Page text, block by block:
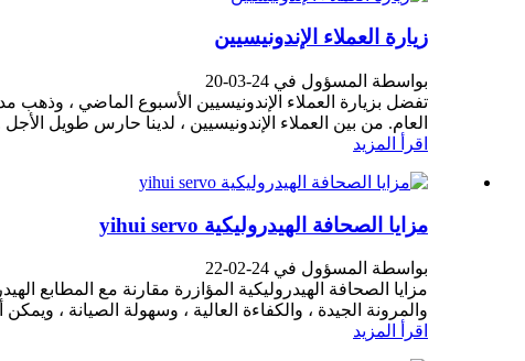
زيارة العملاء الإندونيسيين
بواسطة المسؤول في 24-03-20
تفضل بزيارة العملاء الإندونيسيين الأسبوع الماضي ، وذهب
العام. من بين العملاء الإندونيسيين ، لدينا حارس طويل الأجل
اقرأ المزيد
مزايا الصحافة الهيدروليكية yihui servo
بواسطة المسؤول في 24-02-22
مزايا الصحافة الهيدروليكية المؤازرة مقارنة مع المطابع
والمرونة الجيدة ، والكفاءة العالية ، وسهولة الصيانة ،
اقرأ المزيد